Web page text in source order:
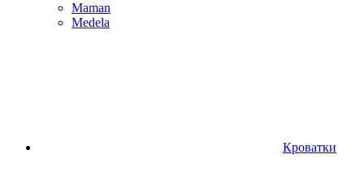
Maman
Medela
Кроватки